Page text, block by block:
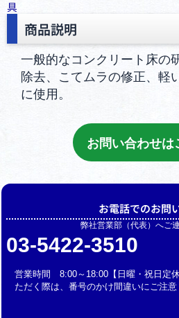
具
商品説明
一般的なコンクリート床の
除去、こてムラの修正、軽
に使用。
お問い合わせは
お電話でのお問
弊社営業部（代表）へご
03-5422-3510
営業時間 8:00～18:00【日曜・祝日定
ただく際は、番号のかけ間違いにご注意